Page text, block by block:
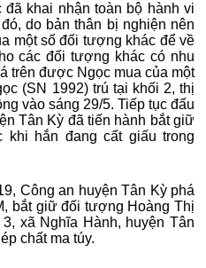
khai nhận toàn bộ hành vi
do bản thân bị nghiện nên
một số đối tượng khác để về
các đối tượng khác có nhu
trên được Ngọc mua của một
(SN 1992) trú tại khối 2, thị
vào sáng 29/5. Tiếp tục đấu
Tân Kỳ đã tiến hành bắt giữ
hắn đang cất giấu trong
Công an huyện Tân Kỳ phá
bắt giữ đối tượng Hoàng Thị
xã Nghĩa Hành, huyện Tân
chất ma túy.